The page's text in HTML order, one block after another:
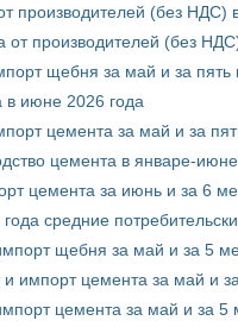
производителей (без НДС)
от производителей (без
щебня за май и за
в июне 2026 года
цемента за май и за
цемента в январе-
цемента за июнь и за 6
средние
щебня за май и за 5
импорт цемента за май и
цемента за май и за